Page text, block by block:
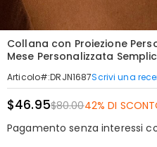
Collana con Proiezione
Mese Personalizzata
Articolo#:DRJN1687Scrivi una
$46.95$80.0042% DI
Pagamento senza interessi